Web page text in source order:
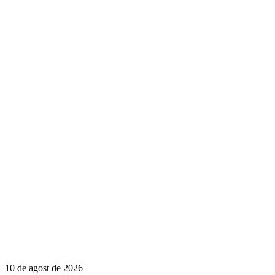
10 de agost de 2026